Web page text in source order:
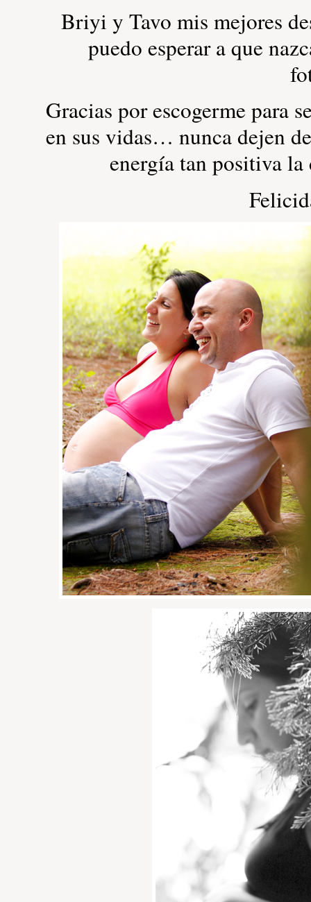
Briyi y Tavo mis mejores
puedo esperar a que
Gracias por escogerme para
en sus vidas… nunca dejen
energía tan positiva